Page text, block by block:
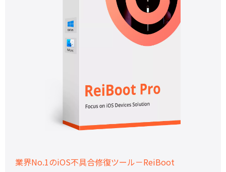
業界No.1のiOS不具合修復ツール－ReiBoot